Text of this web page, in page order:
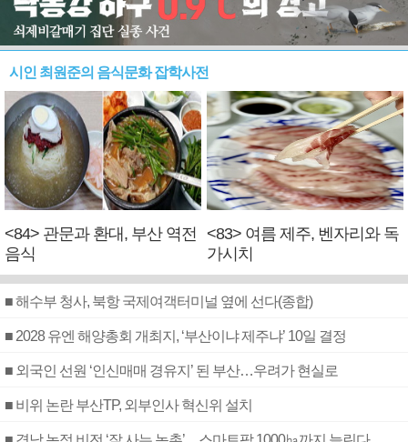
시인 최원준의 음식문화 잡학사전
<84> 관문과 환대, 부산 역전
음식
<83> 여름 제주, 벤자리와 독
가시치
■ 해수부 청사, 북항 국제여객터미널 옆에 선다(종합)
■ 2028 유엔 해양총회 개최지, ‘부산이냐 제주냐’ 10일 결정
■ 외국인 선원 ‘인신매매 경유지’ 된 부산…우려가 현실로
■ 비위 논란 부산TP, 외부인사 혁신위 설치